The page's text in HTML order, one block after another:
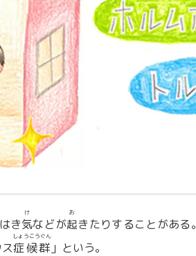
き気
け
などが起
お
きたりすることがある。
症候群
しょうこうぐん
」という。